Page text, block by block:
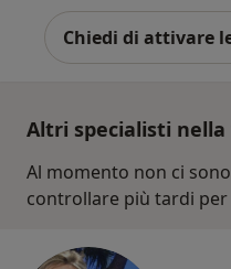
Chiedi di attivare
Altri specialisti nella
Al momento non ci
controllare più tardi